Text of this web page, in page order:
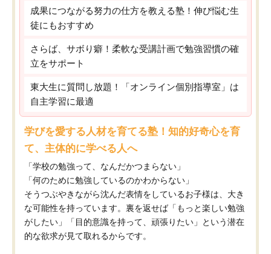
成果につながる努力の仕方を教える塾！伸び悩む生
徒にもおすすめ
さらば、サボり癖！柔軟な受講計画で勉強習慣の確
立をサポート
東大生に質問し放題！「オンライン個別指導室」は
自主学習に最適
学びを愛する人材を育てる塾！知的好奇心を育
て、主体的に学べる人へ
「学校の勉強って、なんだかつまらない」
「何のために勉強しているのかわからない」
そうつぶやきながら沈んだ表情をしているお子様は、大き
な可能性を持っています。裏を返せば「もっと楽しい勉強
がしたい」「目的意識を持って、頑張りたい」という潜在
的な欲求が見て取れるからです。